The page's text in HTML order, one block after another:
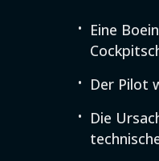
Eine
Der Pilot
Die